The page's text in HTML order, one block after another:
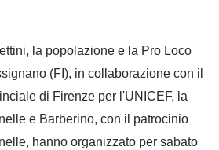
la po­polazione e la Pro Loco
(FI), in collaborazione con il
di Firenze per l'UNICEF, la
e Barberino, con il patrocinio
hanno organizzato per sabato